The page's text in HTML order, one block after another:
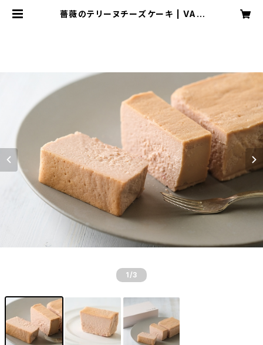
薔薇のテリーヌチーズケーキ | VAC
1 /3